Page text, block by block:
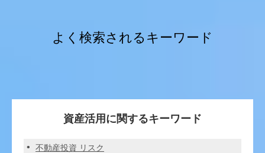
よく検索されるキーワード
資産活用に関するキーワード
不動産投資 リスク